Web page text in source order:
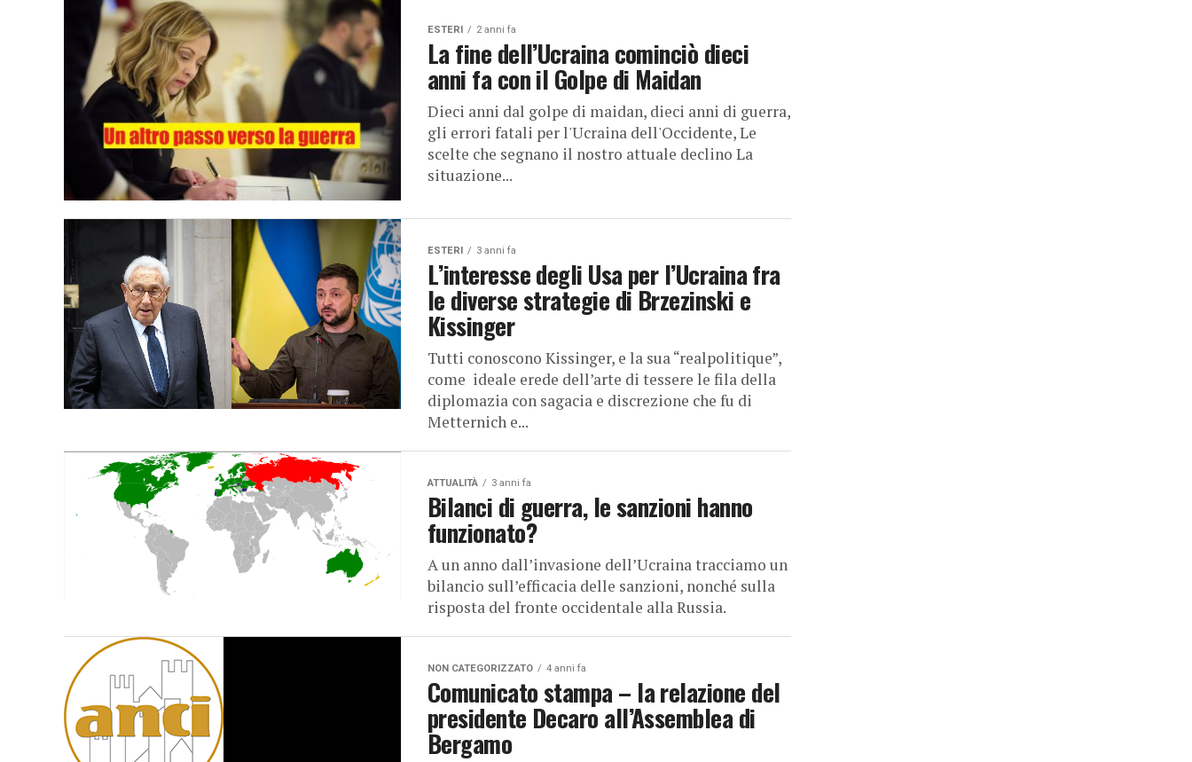
ESTERI 2 anni fa
La fine dell’Ucraina cominciò dieci
anni fa con il Golpe di Maidan
Dieci anni dal golpe di maidan, dieci anni di guerra,
gli errori fatali per l'Ucraina dell'Occidente, Le
scelte che segnano il nostro attuale declino La
situazione...
ESTERI 3 anni fa
L’interesse degli Usa per l’Ucraina fra
le diverse strategie di Brzezinski e
Kissinger
Tutti conoscono Kissinger, e la sua “realpolitique”,
come ideale erede dell’arte di tessere le fila della
diplomazia con sagacia e discrezione che fu di
Metternich e...
ATTUALITÀ 3 anni fa
Bilanci di guerra, le sanzioni hanno
funzionato?
A un anno dall’invasione dell’Ucraina tracciamo un
bilancio sull’efficacia delle sanzioni, nonché sulla
risposta del fronte occidentale alla Russia.
NON CATEGORIZZATO 4 anni fa
Comunicato stampa – la relazione del
presidente Decaro all’Assemblea di
Bergamo